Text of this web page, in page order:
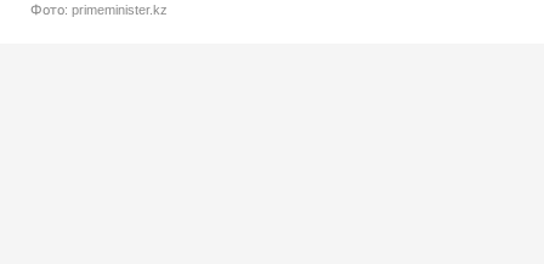
Фото: primeminister.kz